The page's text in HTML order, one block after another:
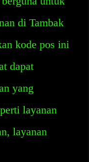
di Tambak
kode pos ini
dapat
yang
layanan
layanan